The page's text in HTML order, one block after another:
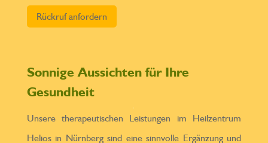
Sonnige Aussichten für Ihre
Gesundheit
Unsere therapeutischen Leistungen im Heilzentrum
Helios in Nürnberg sind eine sinnvolle Ergänzung und